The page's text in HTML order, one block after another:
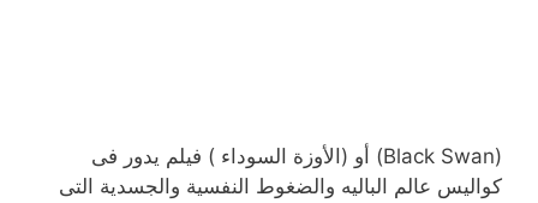
(Black Swan) أو (الأوزة السوداء ) فيلم يدور فى
كواليس عالم الباليه والضغوط النفسية والجسدية التى